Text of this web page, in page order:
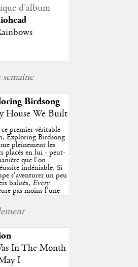
d'album
Birdsong
House We Built
ce premier véritable
Exploring Birdsong
pleinement les
placés en lui - peut-
que l'on
indéniable. Si
s'aventurer un peu
balisés,Every
pas moins l'une
année, porté par
sans difficulté
estivales.
In The Month
I